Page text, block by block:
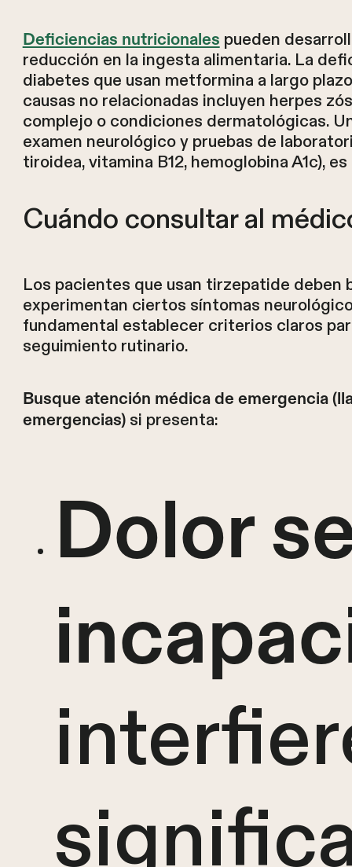
Deficiencias nutricionales pueden
reducción en la ingesta alimentaria. La
diabetes que usan metformina a largo
causas no relacionadas incluyen herpes
complejo o condiciones dermatológicas.
examen neurológico y pruebas de
tiroidea, vitamina B12, hemoglobina A1c),
Cuándo consultar al
Los pacientes que usan tirzepatide deben
experimentan ciertos síntomas
fundamental establecer criterios claros
seguimiento rutinario.
Busque atención médica de emergencia
emergencias)si presenta:
Dolor